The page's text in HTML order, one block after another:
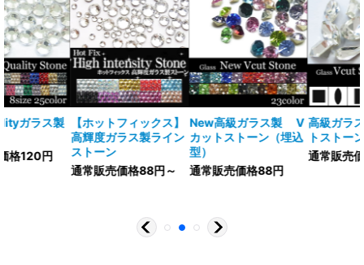
高級ガラス製 Vカッ
トストーン 特殊型
通常販売価格350円
アクリル製 埋込型
(Vカットストーン）
通常販売価格40円～
アルミ製スタッズ フ
ラットピラミッド型
通常販売価格30円～